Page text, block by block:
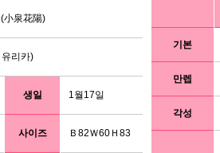
小泉花陽)
리카)
생일 1월17일
사이즈 Ｂ82Ｗ60Ｈ83
기본
만렙
각성